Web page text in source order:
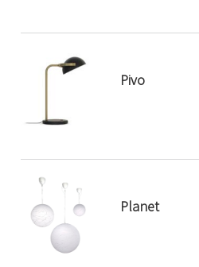
Pivo
Planet